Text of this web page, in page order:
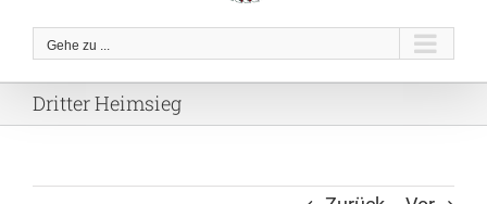
Gehe zu ...
Dritter Heimsieg